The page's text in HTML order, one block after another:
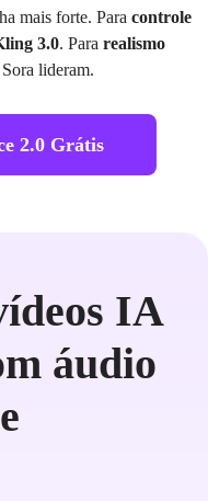
mais forte. Para controle
3.0. Para realismo
lideram.
2.0 Grátis
IA
áudio